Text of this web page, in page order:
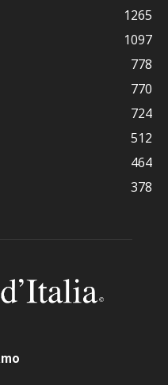
1265
1097
778
770
724
512
464
378